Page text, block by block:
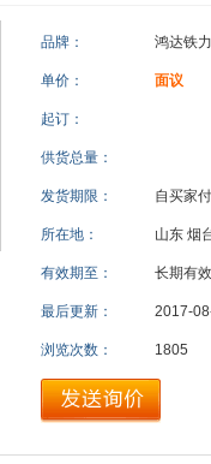
品牌： 鸿达铁
单价： 面议
起订：
供货总量：
发货期限： 自买家
所在地： 山东 烟
有效期至： 长期有效
最后更新： 2017-
浏览次数： 1805